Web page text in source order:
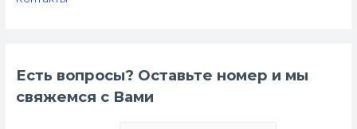
Есть вопросы? Оставьте номер и мы
свяжемся с Вами